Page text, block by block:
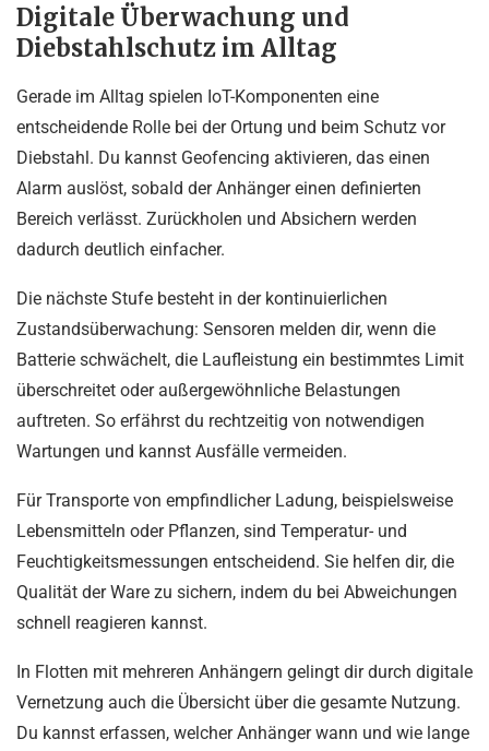
Digitale Überwachung und
Diebstahlschutz im Alltag
Gerade im Alltag spielen IoT-Komponenten eine
entscheidende Rolle bei der Ortung und beim Schutz vor
Diebstahl. Du kannst Geofencing aktivieren, das einen
Alarm auslöst, sobald der Anhänger einen definierten
Bereich verlässt. Zurückholen und Absichern werden
dadurch deutlich einfacher.
Die nächste Stufe besteht in der kontinuierlichen
Zustandsüberwachung: Sensoren melden dir, wenn die
Batterie schwächelt, die Laufleistung ein bestimmtes Limit
überschreitet oder außergewöhnliche Belastungen
auftreten. So erfährst du rechtzeitig von notwendigen
Wartungen und kannst Ausfälle vermeiden.
Für Transporte von empfindlicher Ladung, beispielsweise
Lebensmitteln oder Pflanzen, sind Temperatur- und
Feuchtigkeitsmessungen entscheidend. Sie helfen dir, die
Qualität der Ware zu sichern, indem du bei Abweichungen
schnell reagieren kannst.
In Flotten mit mehreren Anhängern gelingt dir durch digitale
Vernetzung auch die Übersicht über die gesamte Nutzung.
Du kannst erfassen, welcher Anhänger wann und wie lange